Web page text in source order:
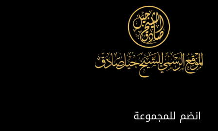
انضم للمجموعة